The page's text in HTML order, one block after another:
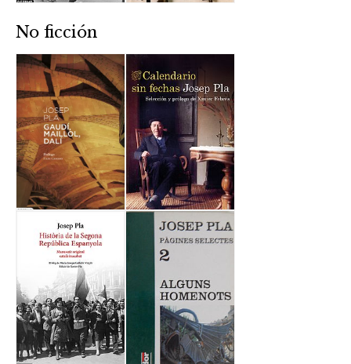
No ficción